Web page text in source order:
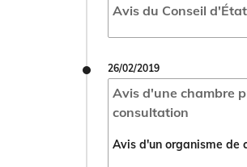
Avis du Conseil d'État
26/02/2019
Avis d'une chambre
consultation
Avis d'un organisme de